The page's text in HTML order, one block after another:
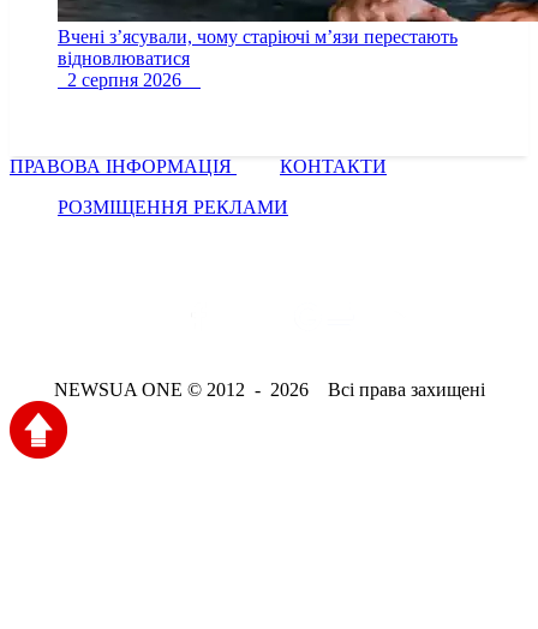
Вчені з’ясували, чому старіючі м’язи перестають
відновлюватися
2 серпня 2026
ПРАВОВА ІНФОРМАЦІЯ
КОНТАКТИ
РОЗМІЩЕННЯ РЕКЛАМИ
NEWSUA ONE © 2012 - 2026 Всі права захищені